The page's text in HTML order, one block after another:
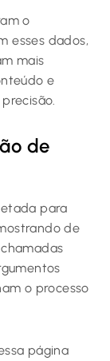
o
esses dados,
mais
e
de
para
de
o processo
página